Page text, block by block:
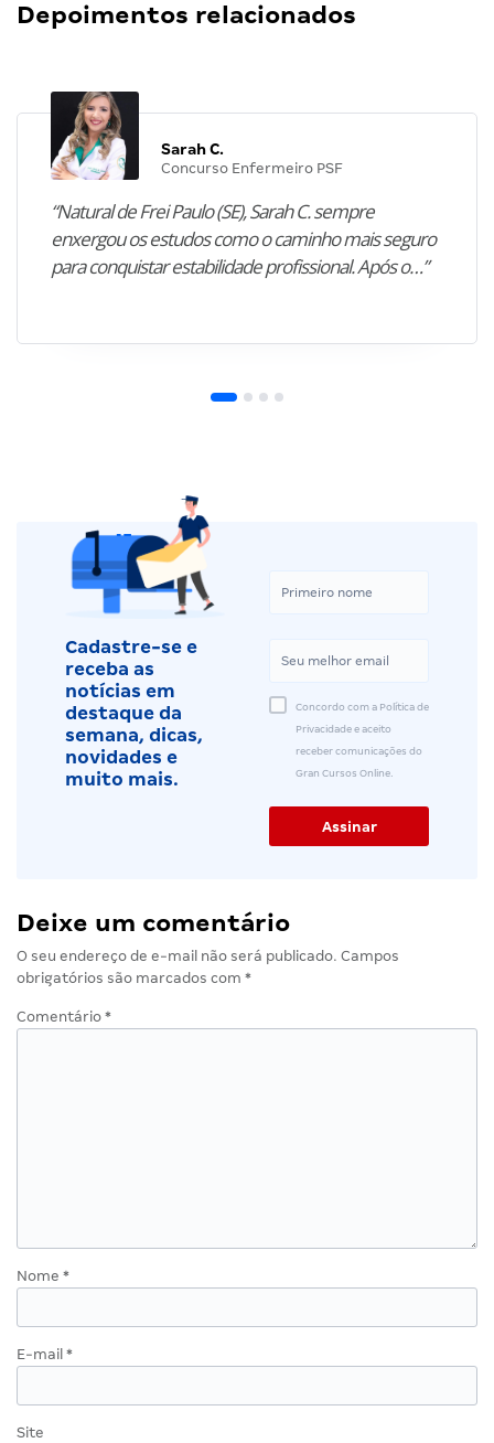
Depoimentos relacionados
Sarah C.
Concurso Enfermeiro PSF
“Natural de Frei Paulo (SE), Sarah C. sempre
enxergou os estudos como o caminho mais seguro
para conquistar estabilidade profissional. Após o…”
Cadastre-se e
receba as
notícias em
destaque da
semana, dicas,
novidades e
muito mais.
Concordo com a Política de
Privacidade e aceito
receber comunicações do
Gran Cursos Online.
Deixe um comentário
O seu endereço de e-mail não será publicado. Campos
obrigatórios são marcados com *
Comentário *
Nome *
E-mail *
Site